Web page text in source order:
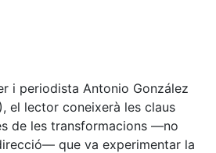
i periodista Antonio González
el lector coneixerà les claus
de les transformacions —no
que va experimentar la